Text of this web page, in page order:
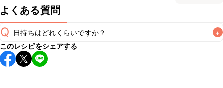
よくある質問
Q 日持ちはどれくらいですか？ +
保存期間は冷蔵で翌日中が目安です。なるべくお早めにお召
し上がりください。
このレシピをシェアする